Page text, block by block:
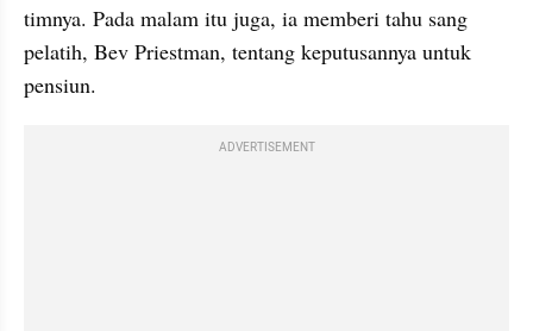
timnya. Pada malam itu juga, ia memberi tahu sang
pelatih, Bev Priestman, tentang keputusannya untuk
pensiun.
ADVERTISEMENT